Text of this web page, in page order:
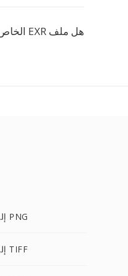
هل ملف EXR الخاص بي آمن أثناء التحويل؟
EXR إلى PNG
EXR إلى TIFF